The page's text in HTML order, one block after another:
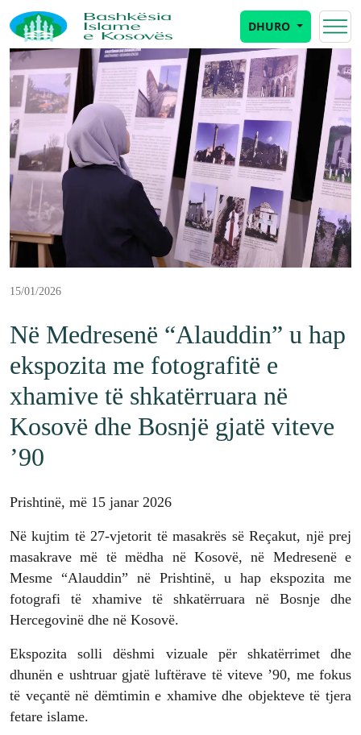
DHURO
15/01/2026
Në Medresenë “Alauddin” u hap
ekspozita me fotografitë e
xhamive të shkatërruara në
Kosovë dhe Bosnjë gjatë viteve
’90
Prishtinë, më 15 janar 2026
Në kujtim të 27-vjetorit të masakrës së Reçakut, një prej
masakrave më të mëdha në Kosovë, në Medresenë e
Mesme “Alauddin” në Prishtinë, u hap ekspozita me
fotografi të xhamive të shkatërruara në Bosnje dhe
Hercegovinë dhe në Kosovë.
Ekspozita solli dëshmi vizuale për shkatërrimet dhe
dhunën e ushtruar gjatë luftërave të viteve ’90, me fokus
të veçantë në dëmtimin e xhamive dhe objekteve të tjera
fetare islame.